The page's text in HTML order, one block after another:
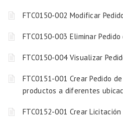
FTC0150-002 Modificar
FTC0150-003 Eliminar Pedido
FTC0150-004 Visualizar
FTC0151-001 Crear Pedido
productos a diferentes
FTC0152-001 Crear